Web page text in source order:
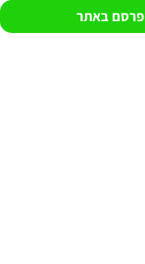
פרסם באתר